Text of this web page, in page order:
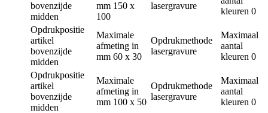
bovenzijde
midden
mm 150 x
100
lasergravure
kleuren 0
Opdrukpositie
artikel
bovenzijde
midden
Maximale
afmeting in
mm 60 x 30
Opdrukmethode
lasergravure
Maximaal
aantal
kleuren 0
Opdrukpositie
artikel
bovenzijde
midden
Maximale
afmeting in
mm 100 x 50
Opdrukmethode
lasergravure
Maximaal
aantal
kleuren 0